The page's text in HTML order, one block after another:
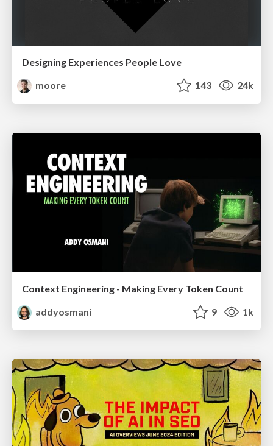
Designing Experiences People Love
moore
143 24k
Context Engineering - Making Every Token Count
addyosmani
9 1k